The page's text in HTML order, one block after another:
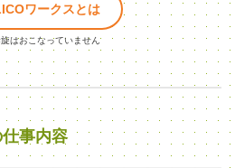
ワークスとは
はおこなっていません
事内容